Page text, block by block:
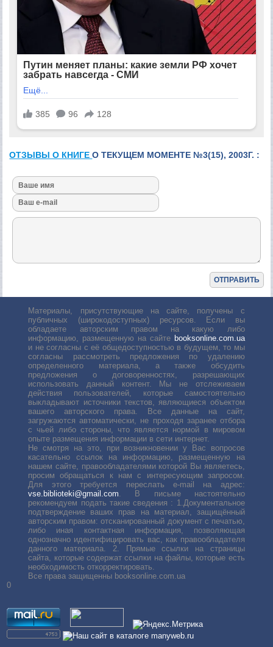
ОТЗЫВЫ О КНИГЕО ТЕКУЩЕМ МОМЕНТЕ №3(15), 2003Г. :
Материалы, присутствующие на сайте, получены с
публичных (широкодоступных) ресурсов. Если вы
обладаете авторским правом на какую либо
информацию, размещенную на сайте booksonline.com.ua
и не согласны с её общедоступностью в будущем, то мы
согласны рассмотреть предложения по удалению
определенного материала, а также обсудить
предложения о договоренностях, разрешающих
использовать данный контент. Мы не отслеживаем
действия пользователей, которые самостоятельно
выкладывают источники текстов, являющиеся объектом
вашего авторского права. Все данные на сайт,
загружаются автоматически, не проходя заранее отбора
с чьей либо стороны, что является нормой в мировом
опыте размещения информации в сети интернет.
Не смотря на это, при возникновении у Вас вопросов
касательно ссылок на информацию, размещенную на
нашем сайте, правообладателями которой Вы являетесь,
просим обращаться к нам с интересующим запросом.
Для этого требуется переслать е-mail на адрес:
vse.biblioteki@gmail.com . В письме настоятельно
рекомендуем подать такие сведения : 1.Документальное
подтверждение ваших прав на материал, защищённый
авторским правом: отсканированный документ с печатью,
либо иная контактная информация, позволяющая
однозначно идентифицировать вас, как правообладателя
данного материала. 2. Прямые ссылки на страницы
сайта, которые содержат ссылки на файлы, которые есть
необходимость откорректировать.
Все права защищенны booksonline.com.ua
0